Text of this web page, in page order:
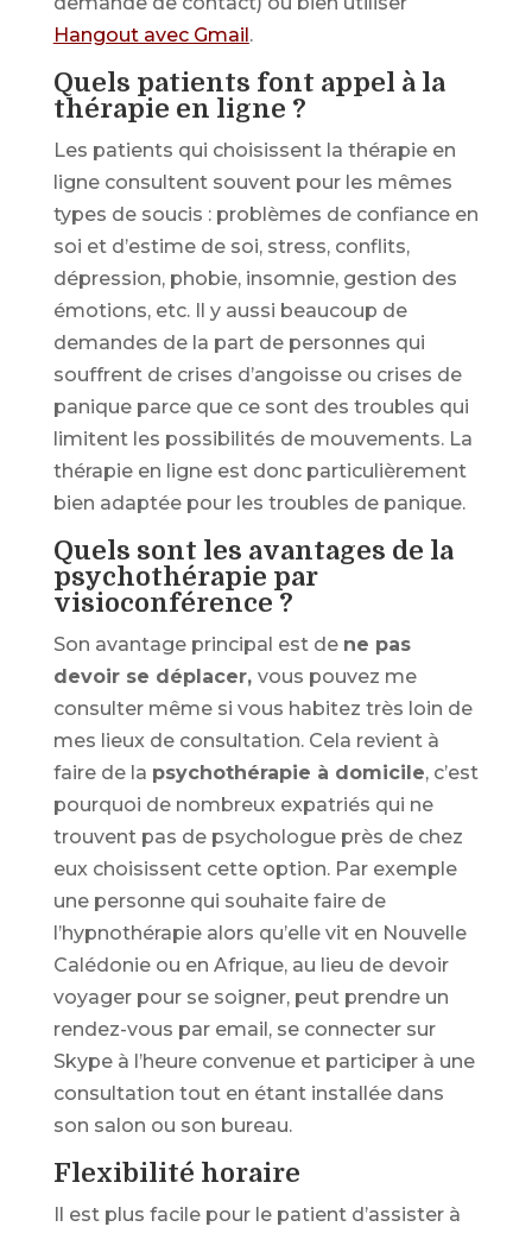
Hangout avec Gmail .
Quels patients font appel à la
thérapie en ligne ?
Les patients qui choisissent la thérapie en
ligne consultent souvent pour les mêmes
types de soucis : problèmes de confiance en
soi et d’estime de soi, stress, conflits,
dépression, phobie, insomnie, gestion des
émotions, etc. Il y aussi beaucoup de
demandes de la part de personnes qui
souffrent de crises d’angoisse ou crises de
panique parce que ce sont des troubles qui
limitent les possibilités de mouvements. La
thérapie en ligne est donc particulièrement
bien adaptée pour les troubles de panique.
Quels sont les avantages de la
psychothérapie par
visioconférence ?
Son avantage principal est de ne pas
devoir se déplacer, vous pouvez me
consulter même si vous habitez très loin de
mes lieux de consultation. Cela revient à
faire de la psychothérapie à domicile, c’est
pourquoi de nombreux expatriés qui ne
trouvent pas de psychologue près de chez
eux choisissent cette option. Par exemple
une personne qui souhaite faire de
l’hypnothérapie alors qu’elle vit en Nouvelle
Calédonie ou en Afrique, au lieu de devoir
voyager pour se soigner, peut prendre un
rendez-vous par email, se connecter sur
Skype à l’heure convenue et participer à une
consultation tout en étant installée dans
son salon ou son bureau.
Flexibilité horaire
Il est plus facile pour le patient d’assister à